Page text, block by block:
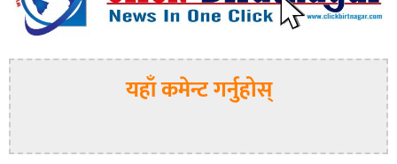
यहाँ कमेन्ट गर्नुहोस्